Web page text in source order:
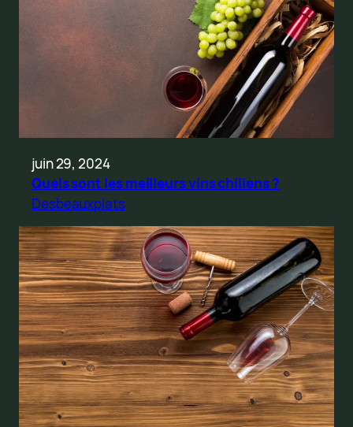
juin 29, 2024
Quels sont les meilleurs vins chiliens ?
Desbeauxplats